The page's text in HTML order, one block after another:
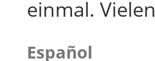
einmal.
Español